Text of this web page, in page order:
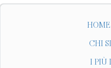
CHI
I PIÙ